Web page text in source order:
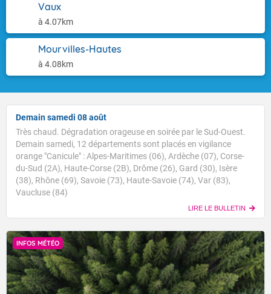
Vaux
à 4.07km
Mourvilles-Hautes
à 4.08km
Demain samedi 08 août
Très chaud. Dégradation orageuse en soirée par le Sud-Ouest.
Demain samedi, 12 départements sont placés en vigilance
orange "Canicule" : Alpes-Maritimes (06), Ardèche (07), Corse-
du-Sud (2A), Haute-Corse (2B), Drôme (26), Gard (30), Isère
(38), Rhône (69), Savoie (73), Haute-Savoie (74), Var (83),
Vaucluse (84)
LIRE LE BULLETIN
INFOS MÉTÉO